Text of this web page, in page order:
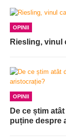
OPINII
Riesling, vinul
OPINII
De ce știm
puține despre